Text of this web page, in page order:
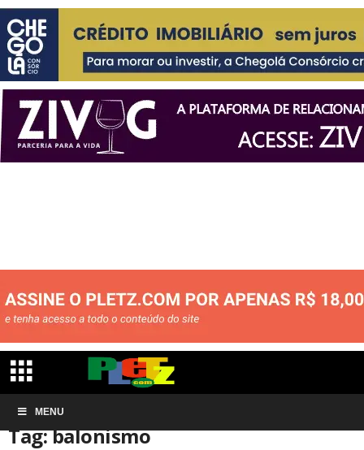
MENU
Início Tags
Tag: balonismo